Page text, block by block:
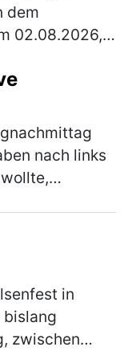
dem
02.08.2026,
r…
nach links
in
zwischen